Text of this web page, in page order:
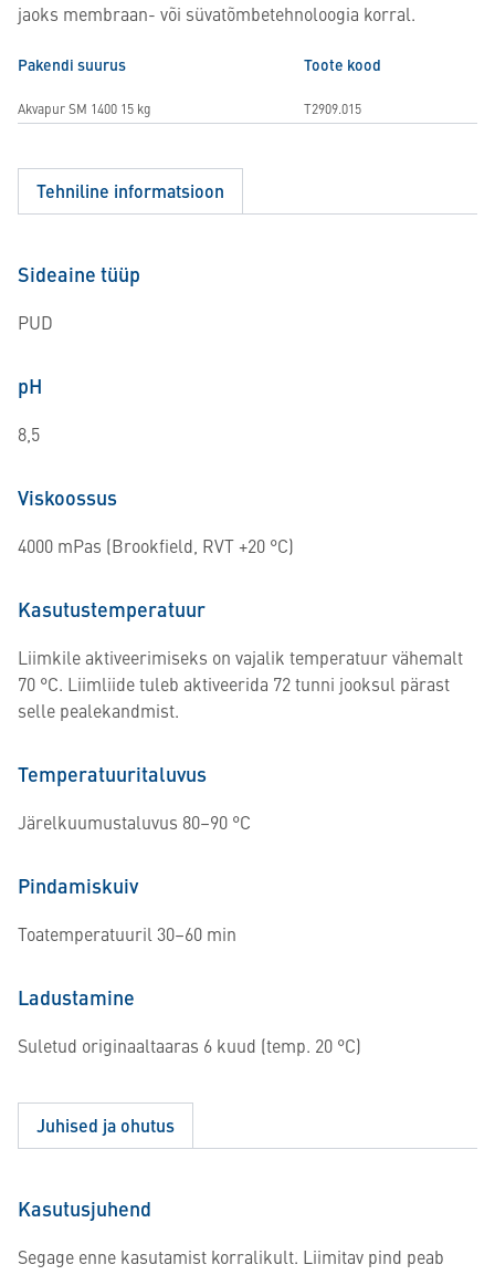
jaoks membraan- või süvatõmbetehnoloogia korral.
Pakendi suurus Toote kood
Akvapur SM 1400 15 kg T2909.015
Tehniline informatsioon
Sideaine tüüp
PUD
pH
8,5
Viskoossus
4000 mPas (Brookfield, RVT +20 °C)
Kasutustemperatuur
Liimkile aktiveerimiseks on vajalik temperatuur vähemalt
70 °C. Liimliide tuleb aktiveerida 72 tunni jooksul pärast
selle pealekandmist.
Temperatuuritaluvus
Järelkuumustaluvus 80–90 °C
Pindamiskuiv
Toatemperatuuril 30–60 min
Ladustamine
Suletud originaaltaaras 6 kuud (temp. 20 °C)
Juhised ja ohutus
Kasutusjuhend
Segage enne kasutamist korralikult. Liimitav pind peab